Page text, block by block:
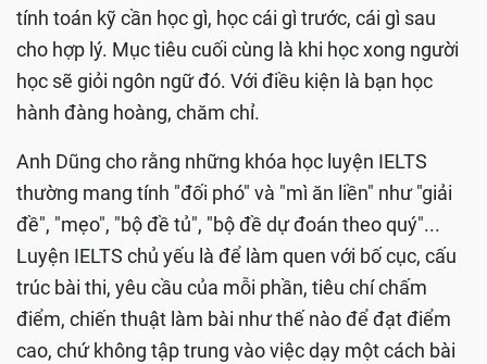
tính toán kỹ cần học gì, học cái gì trước, cái gì sau
cho hợp lý. Mục tiêu cuối cùng là khi học xong người
học sẽ giỏi ngôn ngữ đó. Với điều kiện là bạn học
hành đàng hoàng, chăm chỉ.
Anh Dũng cho rằng những khóa học luyện IELTS
thường mang tính "đối phó" và "mì ăn liền" như "giải
đề", "mẹo", "bộ đề tủ", "bộ đề dự đoán theo quý"...
Luyện IELTS chủ yếu là để làm quen với bố cục, cấu
trúc bài thi, yêu cầu của mỗi phần, tiêu chí chấm
điểm, chiến thuật làm bài như thế nào để đạt điểm
cao, chứ không tập trung vào việc dạy một cách bài